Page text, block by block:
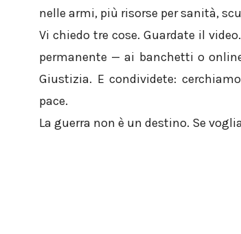
nelle armi, più risorse per sanità,
Vi chiedo tre cose. Guardate il
permanente — ai banchetti o
Giustizia. E condividete:
pace.
La guerra non è un destino. Se